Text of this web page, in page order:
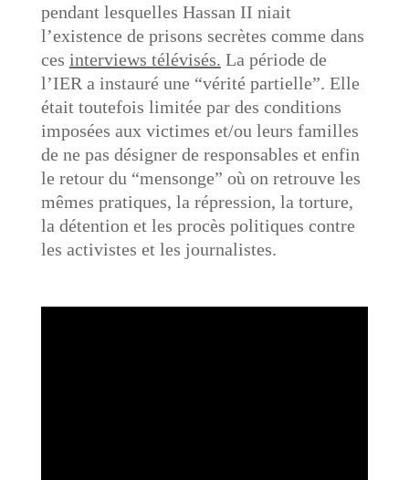
pendant lesquelles Hassan II niait
l’existence de prisons secrètes comme dans
ces interviews télévisés. La période de
l’IER a instauré une “vérité partielle”. Elle
était toutefois limitée par des conditions
imposées aux victimes et/ou leurs familles
de ne pas désigner de responsables et enfin
le retour du “mensonge” où on retrouve les
mêmes pratiques, la répression, la torture,
la détention et les procès politiques contre
les activistes et les journalistes.